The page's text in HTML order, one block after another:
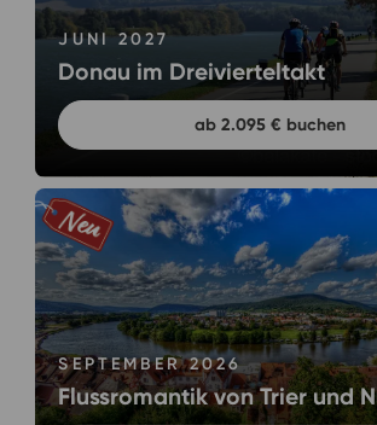
JUNI 2027
Donau im Dreivierteltakt
ab 2.095 € buchen
SEPTEMBER 2026
Flussromantik von Trier und